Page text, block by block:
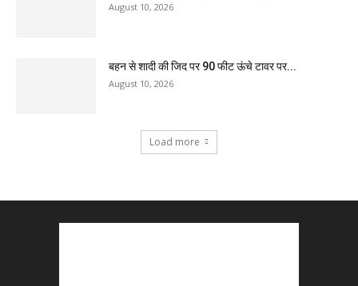
August 10, 2026
बहन से शादी की जिद पर 90 फीट ऊंचे टावर पर...
August 10, 2026
Load more